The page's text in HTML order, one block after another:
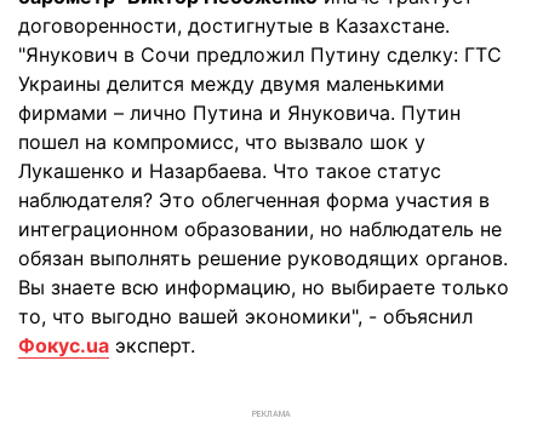
договоренности, достигнутые в Казахстане.
"Янукович в Сочи предложил Путину сделку: ГТС
Украины делится между двумя маленькими
фирмами – лично Путина и Януковича. Путин
пошел на компромисс, что вызвало шок у
Лукашенко и Назарбаева. Что такое статус
наблюдателя? Это облегченная форма участия в
интеграционном образовании, но наблюдатель не
обязан выполнять решение руководящих органов.
Вы знаете всю информацию, но выбираете только
то, что выгодно вашей экономики", - объяснил
Фокус.ua эксперт.
РЕКЛАМА